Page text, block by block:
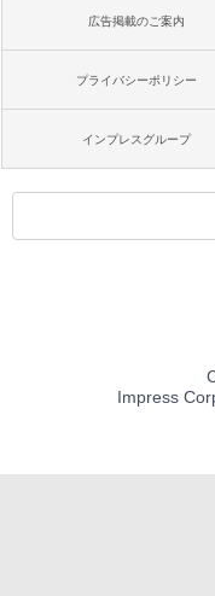
広告掲載のご案内
プライバシーポリシー
インプレスグループ
Impress